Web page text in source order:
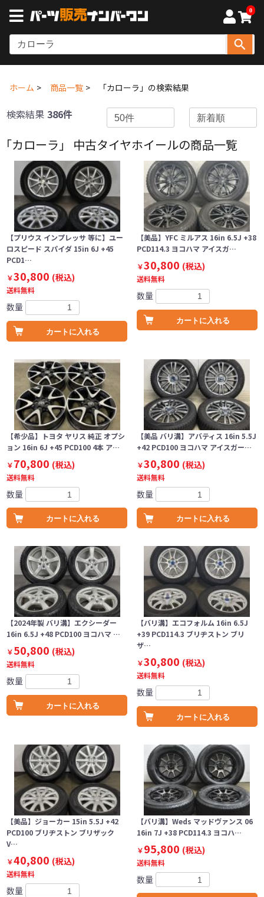
0
ホーム 商品一覧 「カローラ」の検索結果
検索結果 386件
「カローラ」 中古タイヤホイールの商品一覧
【プリウス インプレッサ 等に】ユー
ロスピード スパイダ 15in 6J +45
PCD1…
￥30,800 (税込)
送料無料
数量
カートに入れる
【美品】YFC ミルアス 16in 6.5J +38
PCD114.3 ヨコハマ アイスガ…
￥30,800 (税込)
送料無料
数量
カートに入れる
【希少品】トヨタ ヤリス 純正 オプシ
ョン 16in 6J +45 PCD100 4本 ア…
￥70,800 (税込)
送料無料
数量
カートに入れる
【美品 バリ溝】アバティス 16in 5.5J
+42 PCD100 ヨコハマ アイスガー…
￥30,800 (税込)
送料無料
数量
カートに入れる
【2024年製 バリ溝】エクシーダー
16in 6.5J +48 PCD100 ヨコハマ …
￥50,800 (税込)
送料無料
数量
カートに入れる
【バリ溝】エコフォルム 16in 6.5J
+39 PCD114.3 ブリヂストン ブリ
ザ…
￥30,800 (税込)
送料無料
数量
カートに入れる
【美品】ジョーカー 15in 5.5J +42
PCD100 ブリヂストン ブリザック
V…
￥40,800 (税込)
送料無料
数量
【バリ溝】Weds マッドヴァンス 06
16in 7J +38 PCD114.3 ヨコハ…
￥95,800 (税込)
送料無料
数量